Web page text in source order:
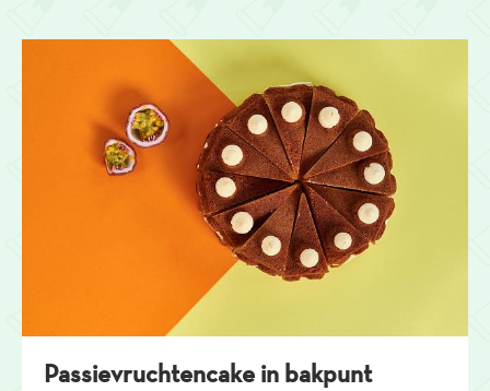
Passievruchtencake in bakpunt